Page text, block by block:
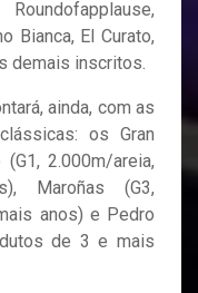
Bianca, El Curato,
demais inscritos.
ainda, com as
os Gran
2.000m/areia,
Maroñas (G3,
anos) e Pedro
de 3 e mais